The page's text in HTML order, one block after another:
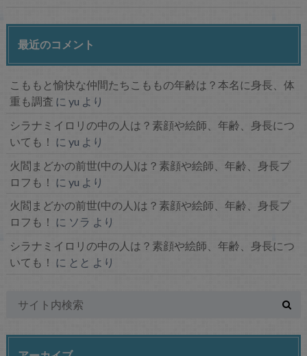
最近のコメント
こももと愉快な仲間たちこももの年齢は？本名に身長、体
重も調査 に yu より
シラナミイロリの中の人は？素顔や絵師、年齢、身長につ
いても！ に yu より
火閻まどかの前世(中の人)は？素顔や絵師、年齢、身長プ
ロフも！ に yu より
火閻まどかの前世(中の人)は？素顔や絵師、年齢、身長プ
ロフも！ に ソラ より
シラナミイロリの中の人は？素顔や絵師、年齢、身長につ
いても！ に とと より